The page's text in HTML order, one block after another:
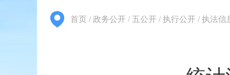
首页 /政务公开 / 五公开 /执行公开 /执法信